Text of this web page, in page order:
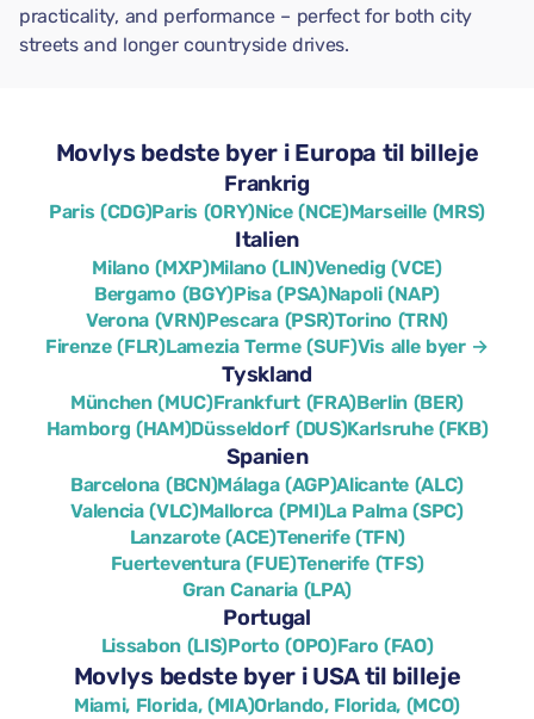
practicality, and performance – perfect for both city
streets and longer countryside drives.
Movlys bedste byer i Europa til billeje
Frankrig
Paris (CDG)Paris (ORY)Nice (NCE)Marseille (MRS)
Italien
Milano (MXP)Milano (LIN)Venedig (VCE)
Bergamo (BGY)Pisa (PSA)Napoli (NAP)
Verona (VRN)Pescara (PSR)Torino (TRN)
Firenze (FLR)Lamezia Terme (SUF)Vis alle byer →
Tyskland
München (MUC)Frankfurt (FRA)Berlin (BER)
Hamborg (HAM)Düsseldorf (DUS)Karlsruhe (FKB)
Spanien
Barcelona (BCN)Málaga (AGP)Alicante (ALC)
Valencia (VLC)Mallorca (PMI)La Palma (SPC)
Lanzarote (ACE)Tenerife (TFN)
Fuerteventura (FUE)Tenerife (TFS)
Gran Canaria (LPA)
Portugal
Lissabon (LIS)Porto (OPO)Faro (FAO)
Movlys bedste byer i USA til billeje
Miami, Florida, (MIA)Orlando, Florida, (MCO)